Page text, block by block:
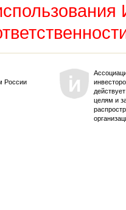
России
целям и